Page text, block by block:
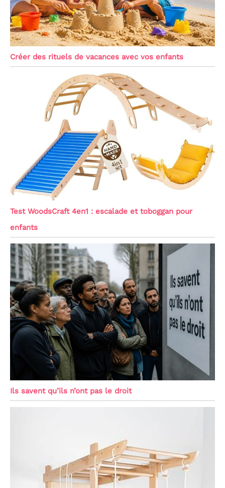
Créer des rituels de vacances avec vos enfants
Test WoodsCraft 4en1 : escalade et toboggan pour
enfants
Ils savent qu’ils n’ont pas le droit